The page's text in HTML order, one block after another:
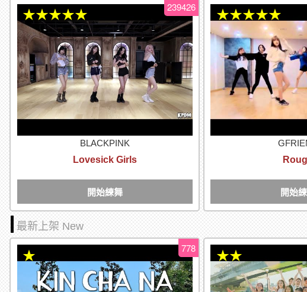
BLACKPINK
Lovesick Girls
開始練舞
239426
★★★★★
開始
★★★★★
最新上架 New
778
★ ★★